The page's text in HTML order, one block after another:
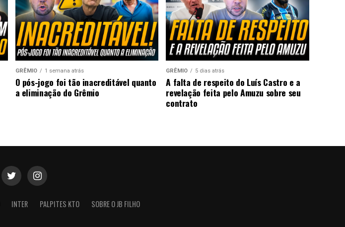
GRÊMIO 1 semana atrás
O pós-jogo foi tão inacreditável quanto
a eliminação do Grêmio
GRÊMIO 5 dias atrás
A falta de respeito do Luís Castro e a
revelação feita pelo Amuzu sobre seu
contrato
INTER PALPITES KTO SOBRE O JB FILHO